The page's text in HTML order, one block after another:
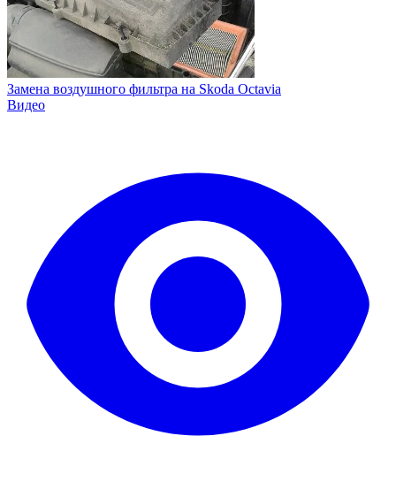
Замена воздушного фильтра на Skoda Octavia
Видео